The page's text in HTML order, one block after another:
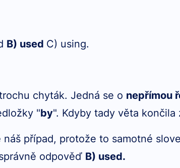
B) used C) using.
chyták. Jedná se o nepřímou
"by". Kdyby tady věta
náš případ, protože to samotné
odpověď B) used.